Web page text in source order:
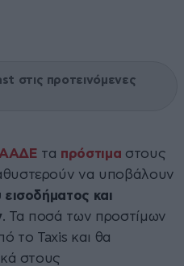
στις προτεινόμενες
ΑΑΔΕ τα πρόστιμα στους
να υποβάλουν
και
. Τα ποσά των προστίμων
το Taxis και θα
στους